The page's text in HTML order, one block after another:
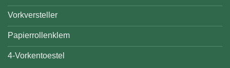
Vorkversteller
Papierrollenklem
4-Vorkentoestel